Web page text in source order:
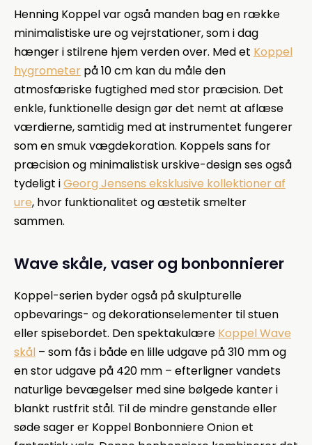
Henning Koppel var også manden bag en række
minimalistiske ure og vejrstationer, som i dag
hænger i stilrene hjem verden over. Med et Koppel
hygrometer på 10 cm kan du måle den
atmosfæriske fugtighed med stor præcision. Det
enkle, funktionelle design gør det nemt at aflæse
værdierne, samtidig med at instrumentet fungerer
som en smuk vægdekoration. Koppels sans for
præcision og minimalistisk urskive-design ses også
tydeligt iGeorg Jensens eksklusive kollektioner af
ure, hvor funktionalitet og æstetik smelter
sammen.
Wave skåle, vaser og bonbonnierer
Koppel-serien byder også på skulpturelle
opbevarings- og dekorationselementer til stuen
eller spisebordet. Den spektakulære Koppel Wave
skål – som fås i både en lille udgave på 310 mm og
en stor udgave på 420 mm – efterligner vandets
naturlige bevægelser med sine bølgede kanter i
blankt rustfrit stål. Til de mindre genstande eller
søde sager er Koppel Bonbonniere Onion et